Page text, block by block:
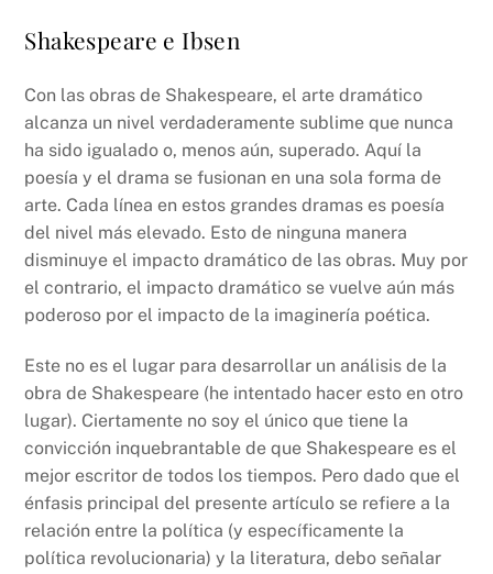
Shakespeare e Ibsen
Con las obras de Shakespeare, el arte dramático
alcanza un nivel verdaderamente sublime que nunca
ha sido igualado o, menos aún, superado. Aquí la
poesía y el drama se fusionan en una sola forma de
arte. Cada línea en estos grandes dramas es poesía
del nivel más elevado. Esto de ninguna manera
disminuye el impacto dramático de las obras. Muy por
el contrario, el impacto dramático se vuelve aún más
poderoso por el impacto de la imaginería poética.
Este no es el lugar para desarrollar un análisis de la
obra de Shakespeare (he intentado hacer esto en otro
lugar). Ciertamente no soy el único que tiene la
convicción inquebrantable de que Shakespeare es el
mejor escritor de todos los tiempos. Pero dado que el
énfasis principal del presente artículo se refiere a la
relación entre la política (y específicamente la
política revolucionaria) y la literatura, debo señalar